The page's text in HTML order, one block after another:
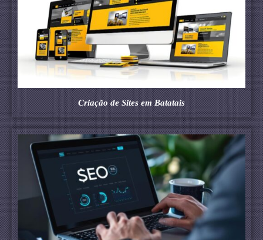
Criação de Sites em Batatais